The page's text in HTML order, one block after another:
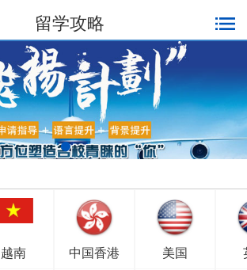
留学攻略
越南 中国香港 美国